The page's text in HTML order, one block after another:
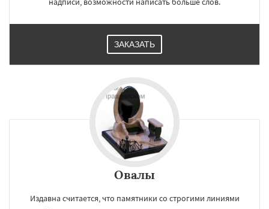
ЗАКАЗАТЬ
Овалы
Издавна считается, что памятники со строгими линиями